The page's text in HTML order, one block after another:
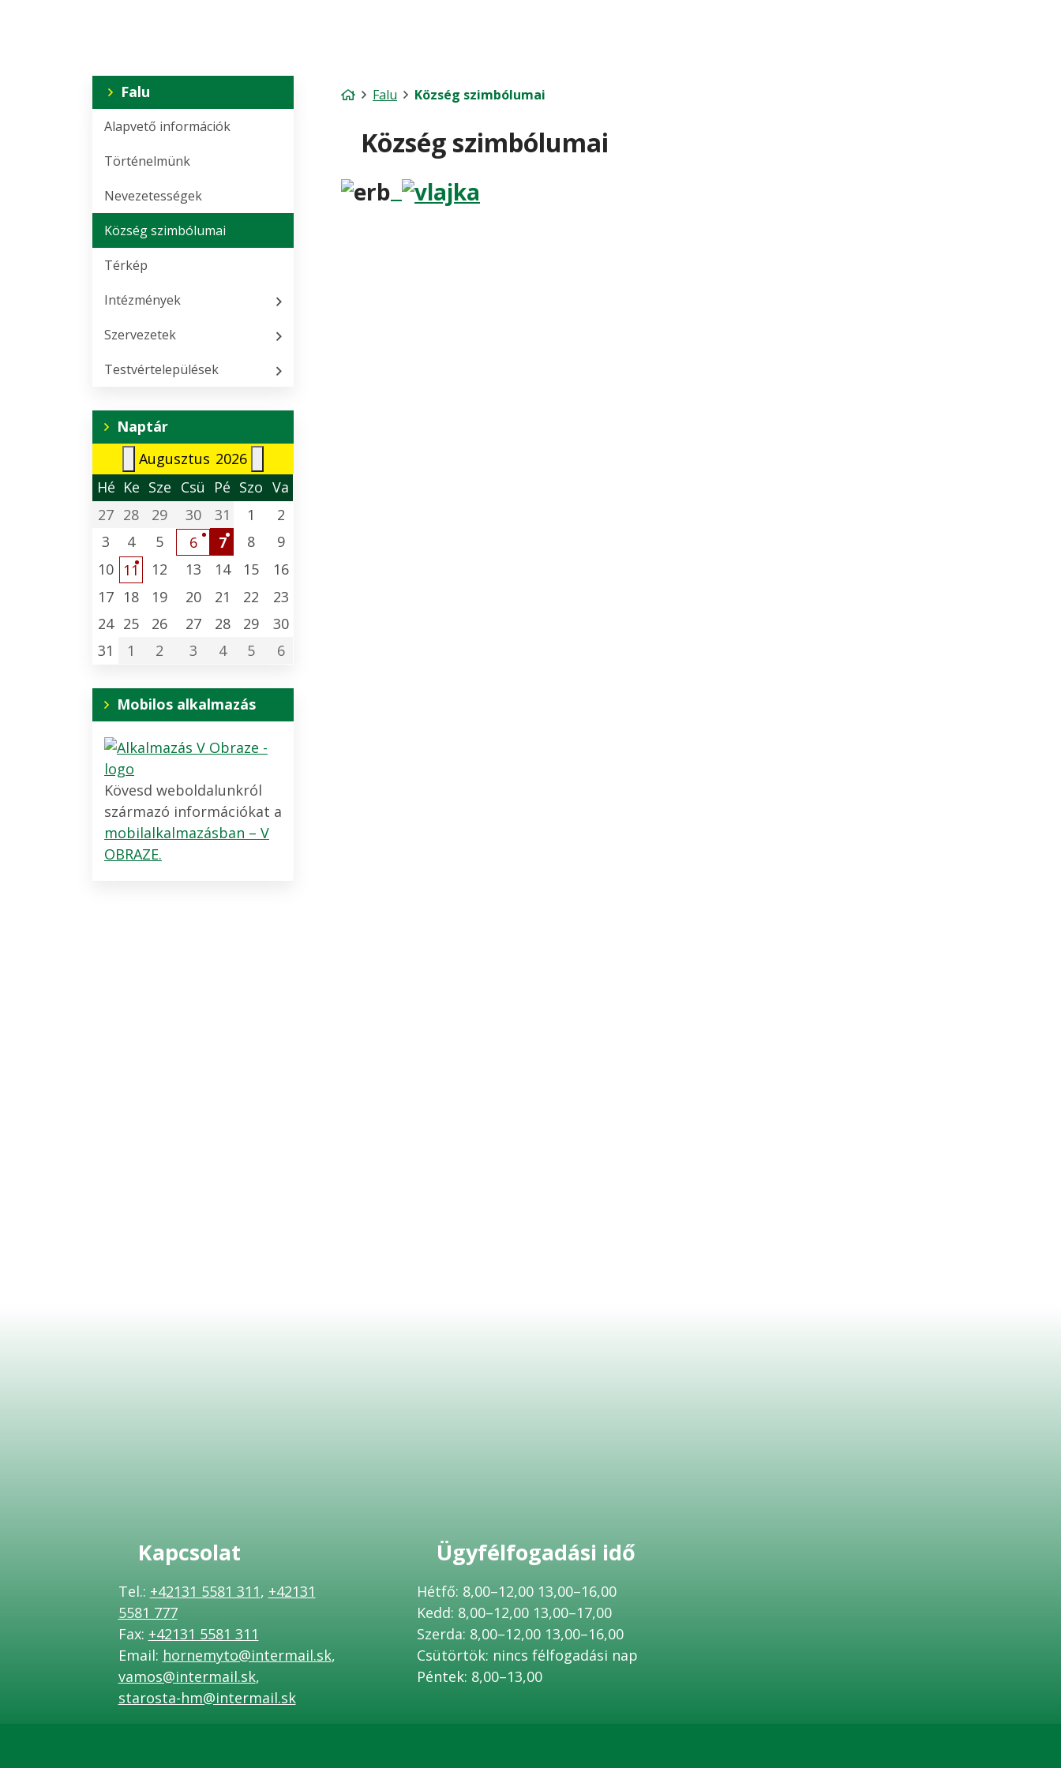
Kezdőlap
Falu Község szimbólumai
Község szimbólumai
Falu
Alapvető információk
Történelmünk
Nevezetességek
Község szimbólumai
Térkép
Intézmények
Szervezetek
Testvértelepülések
Naptár
Augusztus 2026
Hé Ke Sze Csü Pé Szo Va
27 28 29 30 31 1
2
3
4 5 6 7 8
9
10 11 12 13 14 15
16
17 18 19 20 21 22
23
24 25 26 27 28 29
30
31
1 2 3 4 5 6
Mobilos alkalmazás
Kövesd weboldalunkról
származó információkat a
mobilalkalmazásban – V
OBRAZE.
Kapcsolat
Tel.: +42131 5581 311, +42131
5581 777
Fax: +42131 5581 311
Email: hornemyto@intermail.sk,
vamos@intermail.sk,
starosta-hm@intermail.sk
Ügyfélfogadási idő
Hétfő: 8,00–12,00 13,00–16,00
Kedd: 8,00–12,00 13,00–17,00
Szerda: 8,00–12,00 13,00–16,00
Csütörtök: nincs félfogadási nap
Péntek: 8,00–13,00